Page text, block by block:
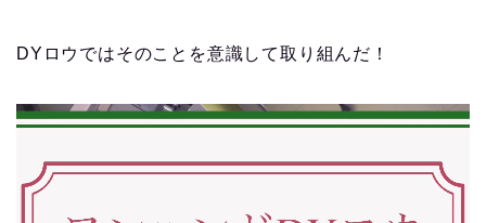
DYロウではそのことを意識して取り組んだ！